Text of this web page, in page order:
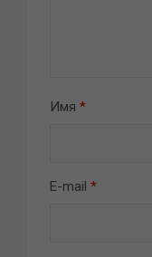
Имя *
E-mail *